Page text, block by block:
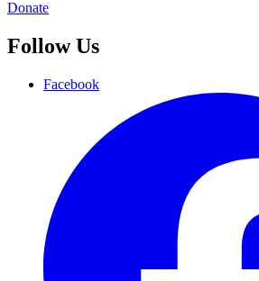
Donate
Follow Us
Facebook